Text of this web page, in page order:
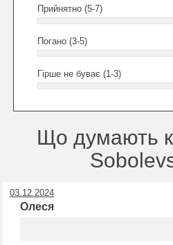
Прийнятно (5-7)
Погано (3-5)
Гірше не буває (1-3)
Що думають
03.12.2024
Олеся